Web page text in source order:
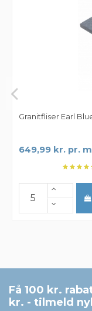
Granitfliser Earl
649,99 kr. pr.
Få 100 kr.
kr. - tilmeld